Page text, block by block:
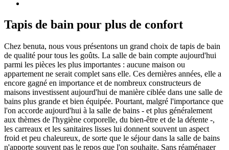
Tapis de bain pour plus de confort
Chez benuta, nous vous présentons un grand choix de tapis de bain
de qualité pour tous les goûts. La salle de bain compte aujourd'hui
parmi les pièces les plus importantes : aucune maison ou
appartement ne serait complet sans elle. Ces dernières années, elle a
encore gagné en importance et de nombreux constructeurs de
maisons investissent aujourd'hui de manière ciblée dans une salle de
bains plus grande et bien équipée. Pourtant, malgré l'importance que
l'on accorde aujourd'hui à la salle de bains - et plus généralement
aux thèmes de l'hygiène corporelle, du bien-être et de la détente -,
les carreaux et les sanitaires lisses lui donnent souvent un aspect
froid et peu chaleureux, de sorte que le séjour dans la salle de bains
n'apporte souvent pas le repos que l'on souhaite. Sans réaménager